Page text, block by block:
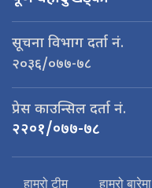
सूचना विभाग दर्ता नं.
२०३६/०७७-७८
प्रेस काउन्सिल दर्ता नं.
२२०१/०७७-७८
हाम्रो टीम हाम्रो बारेमा